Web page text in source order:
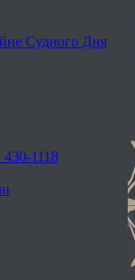
Судного Дня
1118